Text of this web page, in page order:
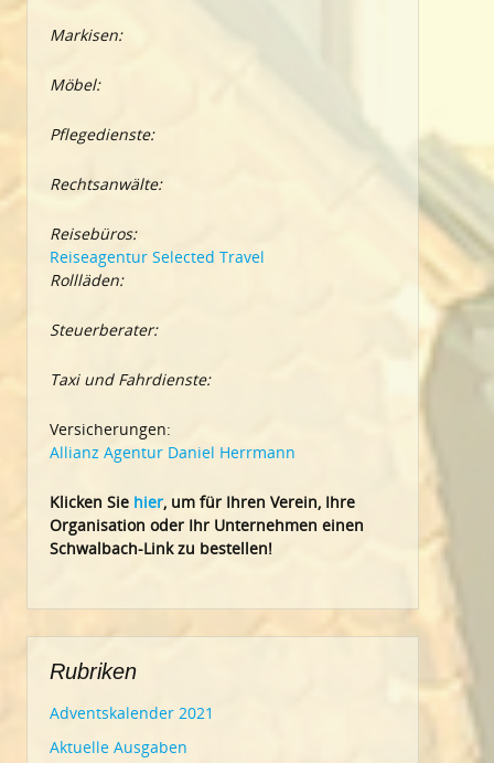
Markisen:
Möbel:
Pflegedienste:
Rechtsanwälte:
Reisebüros:
Reiseagentur Selected Travel
Rollläden:
Steuerberater:
Taxi und Fahrdienste:
Versicherungen:
Allianz Agentur Daniel Herrmann
Klicken Sie hier, um für Ihren Verein, Ihre
Organisation oder Ihr Unternehmen einen
Schwalbach-Link zu bestellen!
Rubriken
Adventskalender 2021
Aktuelle Ausgaben